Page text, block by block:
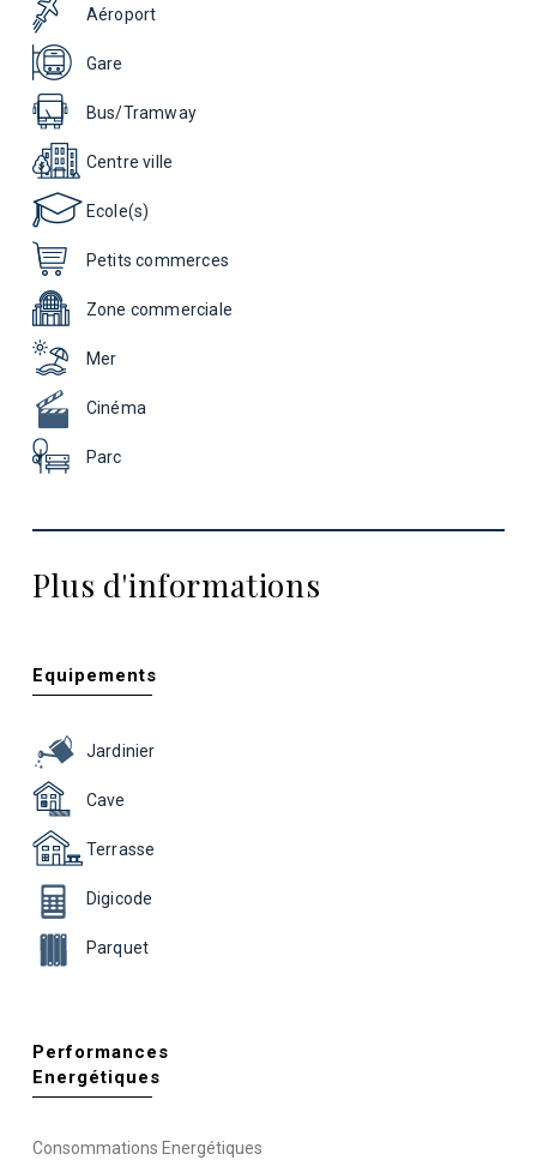
Aéroport
Gare
Bus/Tramway
Centre ville
Ecole(s)
Petits commerces
Zone commerciale
Mer
Cinéma
Parc
Plus d'informations
Equipements
Jardinier
Cave
Terrasse
Digicode
Parquet
Performances
Energétiques
Consommations Energétiques